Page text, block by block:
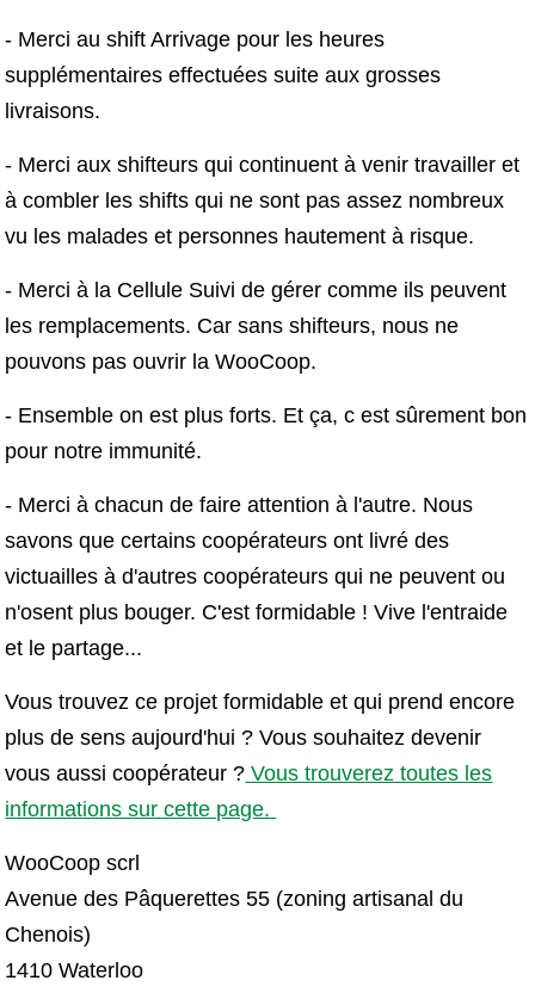
- Merci au shift Arrivage pour les heures
supplémentaires effectuées suite aux grosses
livraisons.
- Merci aux shifteurs qui continuent à venir travailler et
à combler les shifts qui ne sont pas assez nombreux
vu les malades et personnes hautement à risque.
- Merci à la Cellule Suivi de gérer comme ils peuvent
les remplacements. Car sans shifteurs, nous ne
pouvons pas ouvrir la WooCoop.
- Ensemble on est plus forts. Et ça, c est sûrement bon
pour notre immunité.
- Merci à chacun de faire attention à l'autre. Nous
savons que certains coopérateurs ont livré des
victuailles à d'autres coopérateurs qui ne peuvent ou
n'osent plus bouger. C'est formidable ! Vive l'entraide
et le partage...
Vous trouvez ce projet formidable et qui prend encore
plus de sens aujourd'hui ? Vous souhaitez devenir
vous aussi coopérateur ? Vous trouverez toutes les
informations sur cette page.
WooCoop scrl
Avenue des Pâquerettes 55 (zoning artisanal du
Chenois)
1410 Waterloo